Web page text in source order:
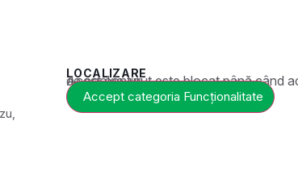
LOCALIZARE
Acest conținut este blocat până când acceptați categoria corespunzătoare de cookie-uri.
Accept categoria Funcționalitate